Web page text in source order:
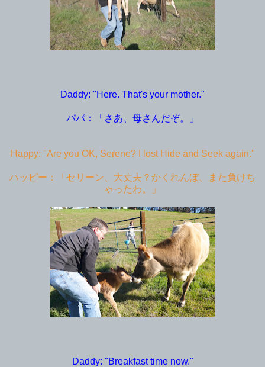
Daddy: "Here. That's your mother."
パパ：「さあ、母さんだぞ。」
Happy: "Are you OK, Serene? I lost Hide and Seek again."
ハッピー：「セリーン、大丈夫？かくれんぼ、また負けち
ゃったわ。」
Daddy: "Breakfast time now."